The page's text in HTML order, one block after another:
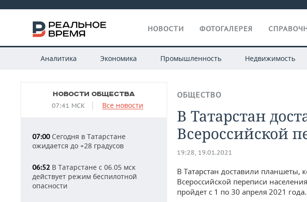
НОВОСТИ ФОТОГАЛЕРЕЯ
Аналитика Экономика Промышленность Недвижимость
НОВОСТИ ОБЩЕСТВА
07:41 МСК Все новости
07:00Сегодня в Татарстане
ожидается до +28 градусов
06:52 В Татарстане с 06.05 мск
действует режим беспилотной
опасности
ОБЩЕСТВО
В Татарстан
Всероссийской
19:28, 19.01.2021
В Татарстан доставили планшеты,
Всероссийской переписи
пройдет с 1 по 30 апреля 2021 года.